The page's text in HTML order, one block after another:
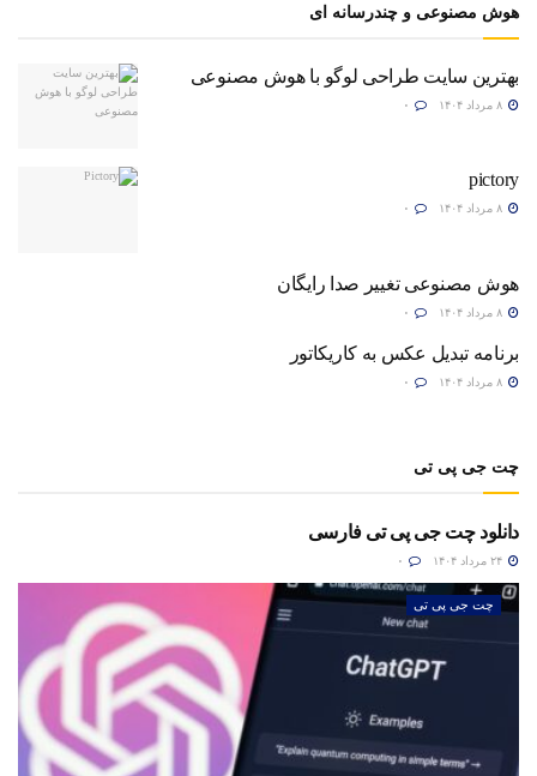
هوش مصنوعی و چندرسانه ای
بهترین سایت طراحی لوگو با هوش مصنوعی
pictory
هوش مصنوعی تغییر صدا رایگان
برنامه تبدیل عکس به کاریکاتور
چت جی پی تی
دانلود چت جی پی تی فارسی
چت جی پی تی